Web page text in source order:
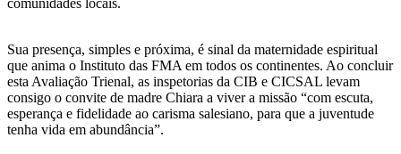
comunidades locais.
Sua presença, simples e próxima, é sinal da maternidade espiritual
que anima o Instituto das FMA em todos os continentes. Ao concluir
esta Avaliação Trienal, as inspetorias da CIB e CICSAL levam
consigo o convite de madre Chiara a viver a missão “com escuta,
esperança e fidelidade ao carisma salesiano, para que a juventude
tenha vida em abundância”.